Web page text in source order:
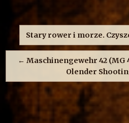
Nawigacja
wpisu
Stary rower i morze.
← Maschinengewehr 42 (MG
Olender